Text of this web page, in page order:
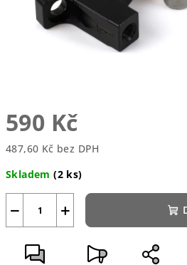
590 Kč
487,60 Kč bez DPH
cena:
Skladem(2 ks)
+
−